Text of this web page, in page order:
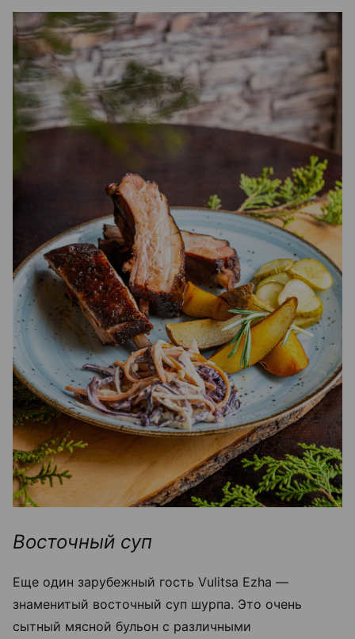
Восточный суп
Еще один зарубежный гость Vulitsa Ezha —
знаменитый восточный суп шурпа. Это очень
сытный мясной бульон с различными